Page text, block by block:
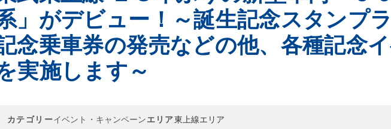
」がデビュー！～誕生記念スタンプ
念乗車券の発売などの他、各種記念
実施します～
カテゴリーイベント・キャンペーンエリア東上線エリア